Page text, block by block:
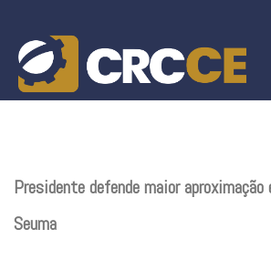
content
Presidente defende maior aproximação
Seuma